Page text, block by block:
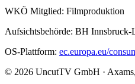
WKÖ Mitglied: Filmproduktion
Aufsichtsbehörde: BH Innsbruck-
OS-Plattform: ec.europa.eu/
© 2026 UncutTV GmbH ·